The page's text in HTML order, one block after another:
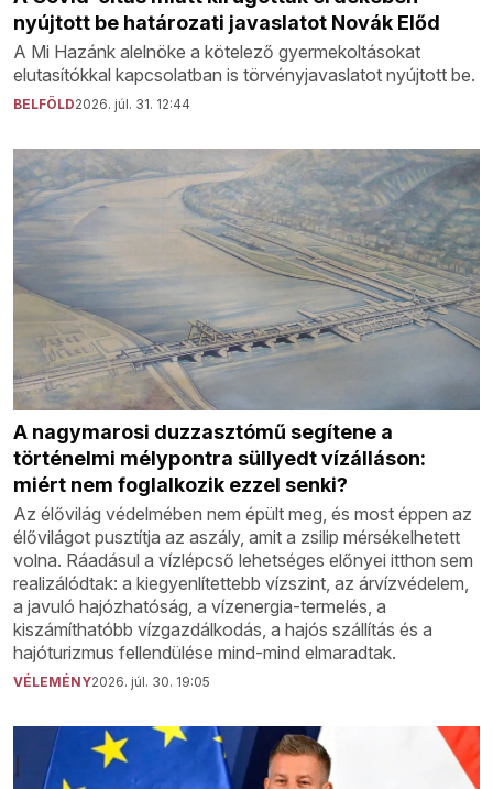
nyújtott be határozati javaslatot Novák Előd
A Mi Hazánk alelnöke a kötelező gyermekoltásokat
elutasítókkal kapcsolatban is törvényjavaslatot nyújtott be.
BELFÖLD2026. júl. 31. 12:44
A nagymarosi duzzasztómű segítene a
történelmi mélypontra süllyedt vízálláson:
miért nem foglalkozik ezzel senki?
Az élővilág védelmében nem épült meg, és most éppen az
élővilágot pusztítja az aszály, amit a zsilip mérsékelhetett
volna. Ráadásul a vízlépcső lehetséges előnyei itthon sem
realizálódtak: a kiegyenlítettebb vízszint, az árvízvédelem,
a javuló hajózhatóság, a vízenergia-termelés, a
kiszámíthatóbb vízgazdálkodás, a hajós szállítás és a
hajóturizmus fellendülése mind-mind elmaradtak.
VÉLEMÉNY2026. júl. 30. 19:05